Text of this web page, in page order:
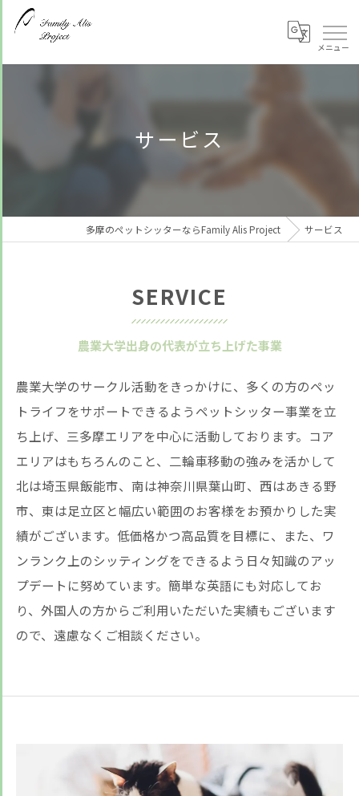
サービス
多摩のペットシッターならFamily Alis Project サービス
農業大学出身の代表が立ち上げた事業
SERVICE
農業大学のサークル活動をきっかけに、多くの方のペッ
トライフをサポートできるようペットシッター事業を立
ち上げ、三多摩エリアを中心に活動しております。コア
エリアはもちろんのこと、二輪車移動の強みを活かして
北は埼玉県飯能市、南は神奈川県葉山町、西はあきる野
市、東は足立区と幅広い範囲のお客様をお預かりした実
績がございます。低価格かつ高品質を目標に、また、ワ
ンランク上のシッティングをできるよう日々知識のアッ
プデートに努めています。簡単な英語にも対応してお
り、外国人の方からご利用いただいた実績もございます
ので、遠慮なくご相談ください。